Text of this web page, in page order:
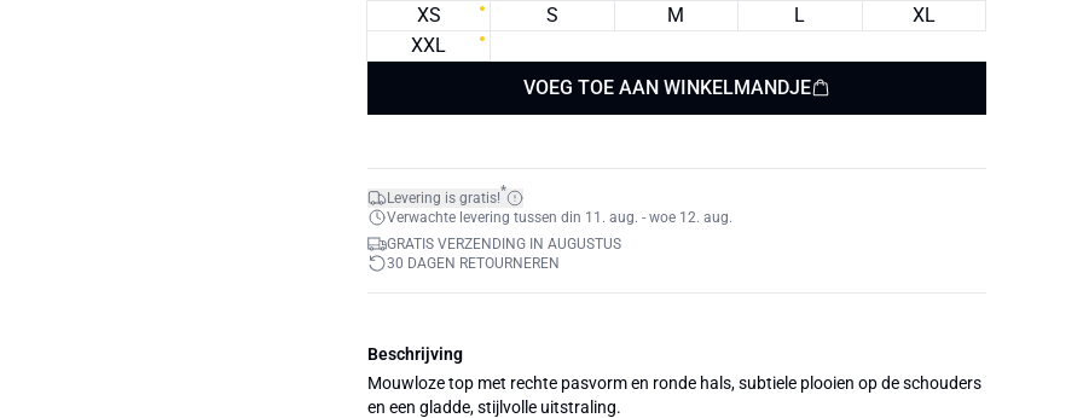
XS S M L
XL
XXL
VOEG TOE AAN WINKELMANDJE
Levering is gratis!*
Verwachte levering tussen din 11. aug. - woe 12. aug.
GRATIS VERZENDING IN AUGUSTUS
30 DAGEN RETOURNEREN
Beschrijving
Mouwloze top met rechte pasvorm en ronde hals, subtiele plooien op de schouders
en een gladde, stijlvolle uitstraling.